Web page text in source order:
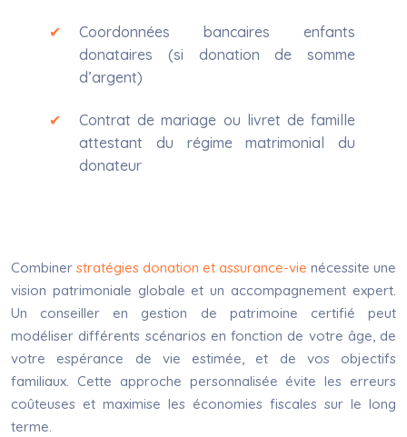
Coordonnées bancaires enfants
donataires (si donation de somme
d’argent)
Contrat de mariage ou livret de famille
attestant du régime matrimonial du
donateur
Combiner stratégies donation et assurance-vie nécessite une
vision patrimoniale globale et un accompagnement expert.
Un conseiller en gestion de patrimoine certifié peut
modéliser différents scénarios en fonction de votre âge, de
votre espérance de vie estimée, et de vos objectifs
familiaux. Cette approche personnalisée évite les erreurs
coûteuses et maximise les économies fiscales sur le long
terme.